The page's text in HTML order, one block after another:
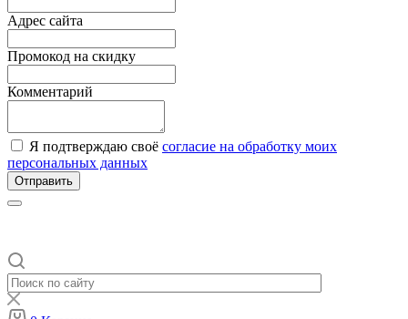
Адрес сайта
Промокод на скидку
Комментарий
Я подтверждаю своё согласие на обработку моих
персональных данных
Отправить